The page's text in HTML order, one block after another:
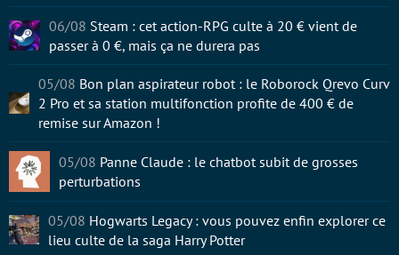
06/08 Steam : cet action-RPG culte à 20 € vient de
passer à 0 €, mais ça ne durera pas
05/08 Bon plan aspirateur robot : le Roborock Qrevo Curv
2 Pro et sa station multifonction profite de 400 € de
remise sur Amazon !
05/08 Panne Claude : le chatbot subit de grosses
perturbations
05/08 Hogwarts Legacy : vous pouvez enfin explorer ce
lieu culte de la saga Harry Potter